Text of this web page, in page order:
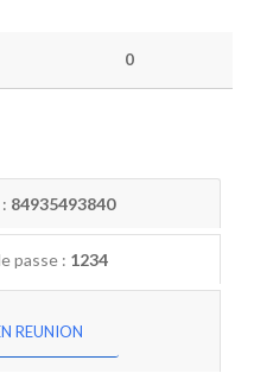
0
84935493840
passe : 1234
REUNION